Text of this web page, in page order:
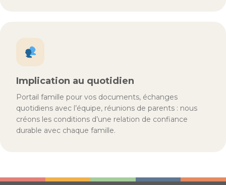
Implication au quotidien
Portail famille pour vos documents, échanges
quotidiens avec l’équipe, réunions de parents : nous
créons les conditions d’une relation de confiance
durable avec chaque famille.